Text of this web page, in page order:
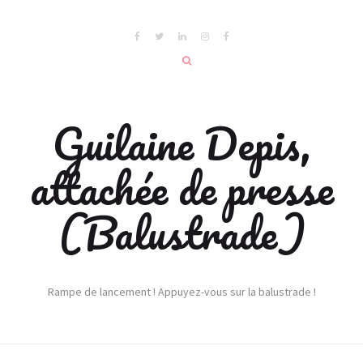
Guilaine Depis,
attachée de presse
(Balustrade)
Rampe de lancement ! Appuyez-vous sur la balustrade !